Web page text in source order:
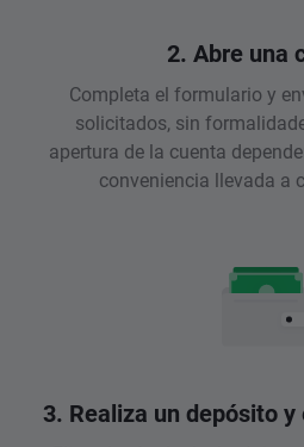
2. Abre una
Completa el formulario y
solicitados, sin
apertura de la cuenta
conveniencia llevada a
3. Realiza un depósito